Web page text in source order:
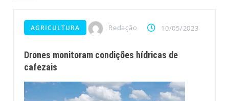
AGRICULTURA Redação 10/05/2023
Drones monitoram condições hídricas de
cafezais